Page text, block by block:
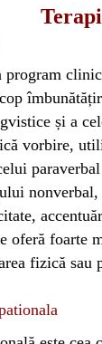
program
și a
vorbire,
nonverbal,
oferă foarte
fizică sau